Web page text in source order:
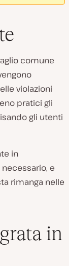
comune
violazioni
pratici gli
gli utenti
in
e
rimanga nelle
in